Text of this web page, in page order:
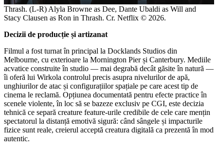
Thrash. (L-R) Alyla Browne as Dee, Dante Ubaldi as Will and
Stacy Clausen as Ron in Thrash. Cr. Netflix © 2026.
Decizii de producție și artizanat
Filmul a fost turnat în principal la Docklands Studios din
Melbourne, cu exterioare la Mornington Pier și Canterbury. Mediile
acvatice construite în studio — mai degrabă decât găsite în natură —
îi oferă lui Wirkola controlul precis asupra nivelurilor de apă,
unghiurilor de atac și configurațiilor spațiale pe care acest tip de
cinema le reclamă. Opțiunea documentată pentru efecte practice în
scenele violente, în loc să se bazeze exclusiv pe CGI, este decizia
tehnică ce separă creature feature-urile credibile de cele care mențin
spectatorul la distanță emotivă sigură: când sângele și impacturile
fizice sunt reale, creierul acceptă creatura digitală ca prezentă în mod
autentic.